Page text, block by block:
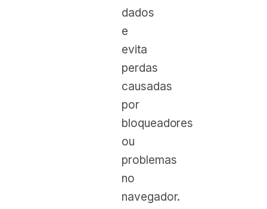
dados
e
evita
perdas
causadas
por
bloqueadores
ou
problemas
no
navegador.